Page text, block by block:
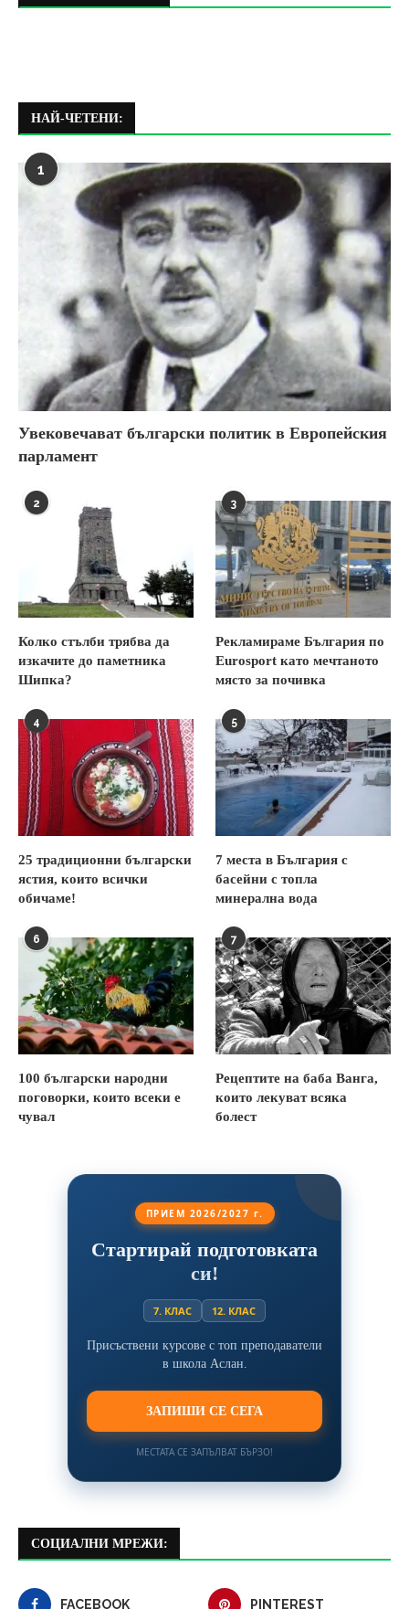
НАЙ-ЧЕТЕНИ:
1
Увековечават български политик в Европейския
парламент
2
Колко стълби трябва да
изкачите до паметника
Шипка?
3
Рекламираме България по
Eurosport като мечтаното
място за почивка
4
25 традиционни български
ястия, които всички
обичаме!
5
7 места в България с
басейни с топла
минерална вода
6
100 български народни
поговорки, които всеки е
чувал
7
Рецептите на баба Ванга,
които лекуват всяка
болест
ПРИЕМ 2026/2027 г.
Стартирай подготовката
си!
7. КЛАС 12. КЛАС
Присъствени курсове с топ преподаватели
в школа Аслан.
ЗАПИШИ СЕ СЕГА
МЕСТАТА СЕ ЗАПЪЛВАТ БЪРЗО!
СОЦИАЛНИ МРЕЖИ:
FACEBOOK PINTEREST